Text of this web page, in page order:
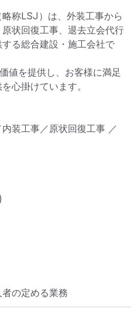
称LSJ）は、外装工事から
状回復工事、退去立会代行
る総合建設・施工会社で
値を提供し、お客様に満足
心掛けています。
装工事／原状回復工事 ／
の定める業務